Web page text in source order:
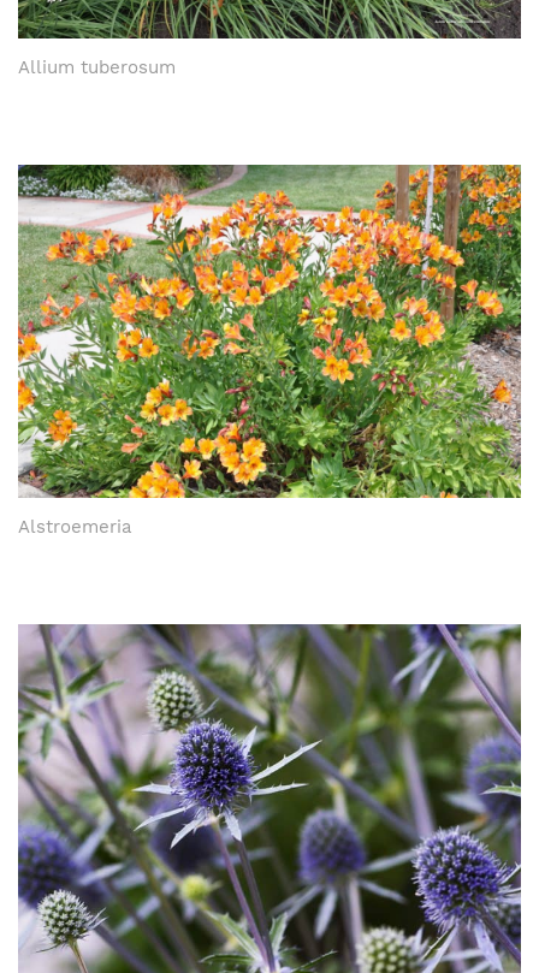
Allium tuberosum
Alstroemeria